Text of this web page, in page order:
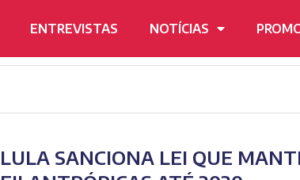
ENTREVISTAS NOTÍCIAS
LULA SANCIONA LEI QUE